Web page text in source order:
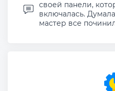
своей панели,
включалась.
мастер все